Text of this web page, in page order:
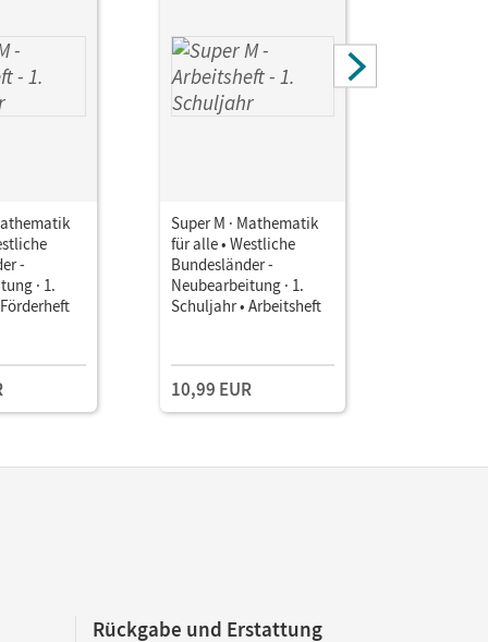
-
· 1.
Super M · Mathematik
für alle • Westliche
Bundesländer -
Neubearbeitung · 1.
Schuljahr • Arbeitsheft
10,99 EUR
Rückgabe und Erstattung